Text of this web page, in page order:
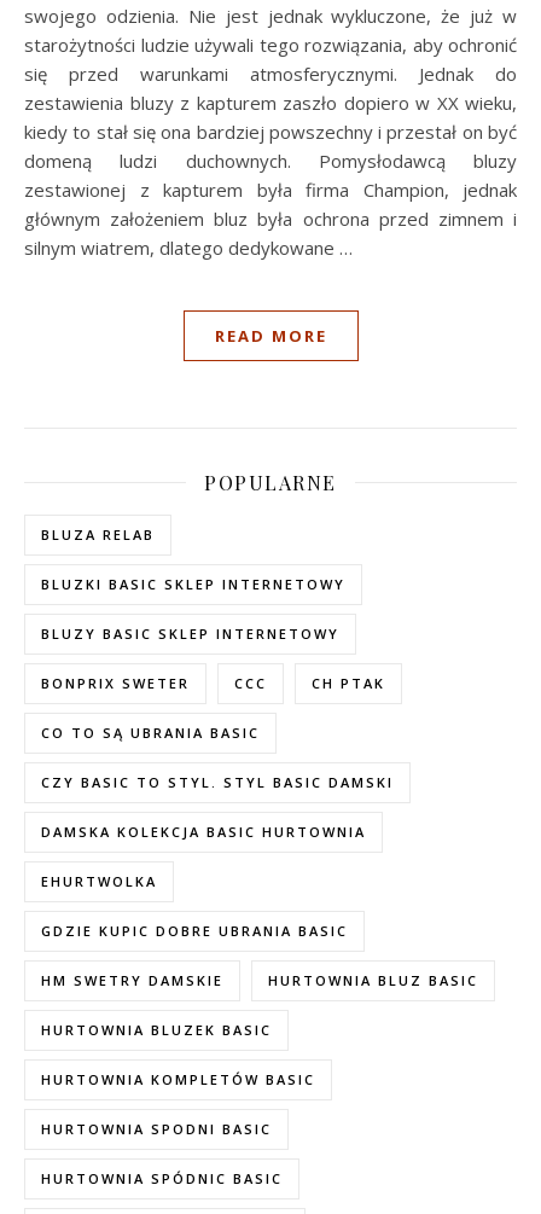
swojego odzienia. Nie jest jednak wykluczone, że już w
starożytności ludzie używali tego rozwiązania, aby ochronić
się przed warunkami atmosferycznymi. Jednak do
zestawienia bluzy z kapturem zaszło dopiero w XX wieku,
kiedy to stał się ona bardziej powszechny i przestał on być
domeną ludzi duchownych. Pomysłodawcą bluzy
zestawionej z kapturem była firma Champion, jednak
głównym założeniem bluz była ochrona przed zimnem i
silnym wiatrem, dlatego dedykowane …
READ MORE
POPULARNE
BLUZA RELAB
BLUZKI BASIC SKLEP INTERNETOWY
BLUZY BASIC SKLEP INTERNETOWY
BONPRIX SWETER CCC CH PTAK
CO TO SĄ UBRANIA BASIC
CZY BASIC TO STYL. STYL BASIC DAMSKI
DAMSKA KOLEKCJA BASIC HURTOWNIA
EHURTWOLKA
GDZIE KUPIC DOBRE UBRANIA BASIC
HM SWETRY DAMSKIE HURTOWNIA BLUZ BASIC
HURTOWNIA BLUZEK BASIC
HURTOWNIA KOMPLETÓW BASIC
HURTOWNIA SPODNI BASIC
HURTOWNIA SPÓDNIC BASIC